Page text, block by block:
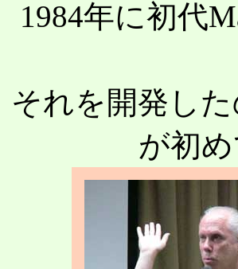
1984年に初代
それを開発し
が初